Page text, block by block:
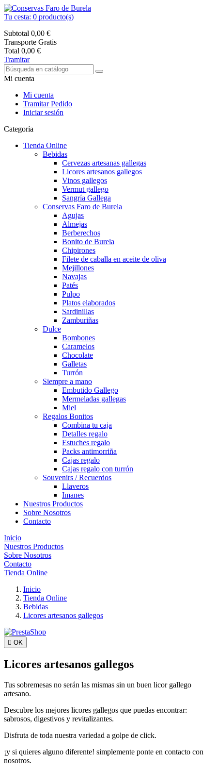
Tu cesta: 0 producto(s)
Subtotal 0,00 €
Transporte Gratis
Total 0,00 €
Tramitar
Mi cuenta
Mi cuenta
Tramitar Pedido
Iniciar sesión
Categoría
Tienda Online
Bebidas
Cervezas artesanas gallegas
Licores artesanos gallegos
Vinos gallegos
Vermut gallego
Sangría Gallega
Conservas Faro de Burela
Agujas
Almejas
Berberechos
Bonito de Burela
Chipirones
Filete de caballa en aceite de oliva
Mejillones
Navajas
Patés
Pulpo
Platos elaborados
Sardinillas
Zamburiñas
Dulce
Bombones
Caramelos
Chocolate
Galletas
Turrón
Siempre a mano
Embutido Gallego
Mermeladas gallegas
Miel
Regalos Bonitos
Combina tu caja
Detalles regalo
Estuches regalo
Packs antimorriña
Cajas regalo
Cajas regalo con turrón
Souvenirs / Recuerdos
Llaveros
Imanes
Nuestros Productos
Sobre Nosotros
Contacto
Inicio
Nuestros Productos
Sobre Nosotros
Contacto
Tienda Online
Inicio
Tienda Online
Bebidas
Licores artesanos gallegos
 OK
Licores artesanos gallegos
Tus sobremesas no serán las mismas sin un buen licor gallego
artesano.
Descubre los mejores licores gallegos que puedas encontrar:
sabrosos, digestivos y revitalizantes.
Disfruta de toda nuestra variedad a golpe de click.
¡y si quieres alguno diferente! simplemente ponte en contacto con
nosotros.